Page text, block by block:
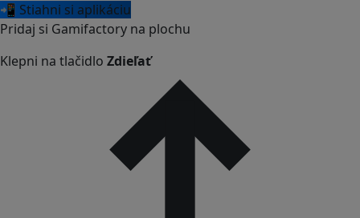
📲 Stiahni si aplikáciu
Pridaj si Gamifactory na plochu
Klepni na tlačidlo Zdieľať